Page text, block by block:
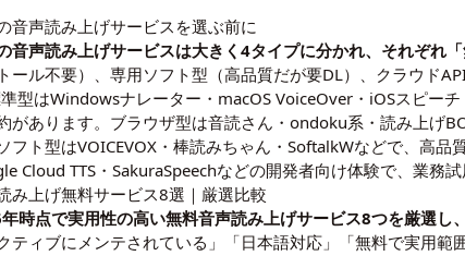
音声読み上げサービスを選ぶ前に
音声読み上げサービスは大きく4タイプに分かれ、それぞれ「
ール不要）、専用ソフト型（高品質だが要DL）、クラウド
型はWindowsナレーター・macOS VoiceOver・iOSスピー
があります。ブラウザ型は音読さん・ondoku系・読み上げ
フト型はVOICEVOX・棒読みちゃん・SoftalkWなどで、高
Cloud TTS・SakuraSpeechなどの開発者向け体験で、業務試
み上げ無料サービス8選｜厳選比較
時点で実用性の高い無料音声読み上げサービス8つを厳選
ティブにメンテされている」「日本語対応」「無料で実用範